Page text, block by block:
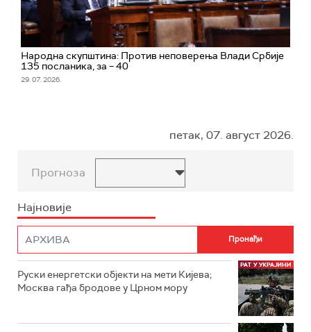
Народна скупштина: Против неповерења Влади Србије
135 посланика, за – 40
29. 07. 2026.
петак, 07. август 2026.
Прогноза
Најновије
Руски енергетски објекти на мети Кијева;
Москва гађа бродове у Црном мору